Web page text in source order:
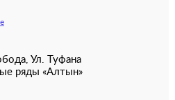
Ул. Туфана
ряды «Алтын»